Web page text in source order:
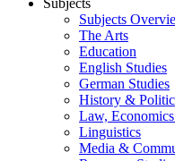
Subjects
Subjects
The Arts
Education
English Studies
German Studies
History &
Law,
Linguistics
Media &